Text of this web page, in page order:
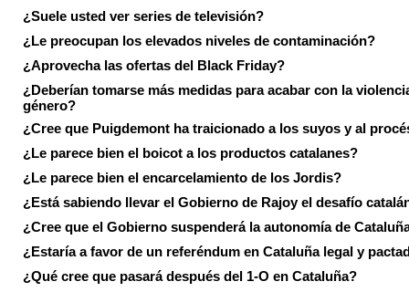
¿Suele usted ver series de televisión?
¿Le preocupan los elevados niveles de contaminación?
¿Aprovecha las ofertas del Black Friday?
¿Deberían tomarse más medidas para acabar con la
género?
¿Cree que Puigdemont ha traicionado a los suyos y al
¿Le parece bien el boicot a los productos catalanes?
¿Le parece bien el encarcelamiento de los Jordis?
¿Está sabiendo llevar el Gobierno de Rajoy el desafío
¿Cree que el Gobierno suspenderá la autonomía de
¿Estaría a favor de un referéndum en Cataluña legal y
¿Qué cree que pasará después del 1-O en Cataluña?